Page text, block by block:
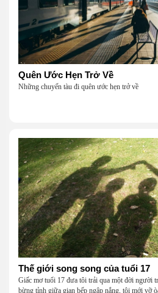
Quên Ước Hẹn Trở Về
Những chuyến tàu đi quên ước hẹn trở về
Thế giới song song của tuổi 17
Giấc mơ tuổi 17 đưa tôi trải qua một đời người
bừng tỉnh giữa gian bếp ngập nắng, tôi mới vỡ